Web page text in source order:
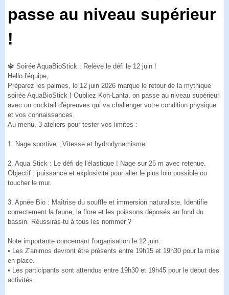
passe au niveau supérieur
!
🔱 Soirée AquaBioStick : Relève le défi le 12 juin !
Hello l'équipe,
Préparez les palmes, le 12 juin 2026 marque le retour de la mythique
soirée AquaBioStick ! Oubliez Koh-Lanta, on passe au niveau supérieur
avec un cocktail d'épreuves qui va challenger votre condition physique
et vos connaissances.
Au menu, 3 ateliers pour tester vos limites :
1. Nage sportive : Vitesse et hydrodynamisme.
2. Aqua Stick : Le défi de l'élastique ! Nage sur 25 m avec retenue.
Objectif : puissance et explosivité pour aller le plus loin possible ou
toucher le mur.
3. Apnée Bio : Maîtrise du souffle et immersion naturaliste. Identifie
correctement la faune, la flore et les poissons déposés au fond du
bassin. Réussiras-tu à tous les nommer ?
Note importante concernant l'organisation le 12 juin :
• Les Z'animos devront être présents entre 19h15 et 19h30 pour la mise
en place.
• Les participants sont attendus entre 19h30 et 19h45 pour le début des
activités.